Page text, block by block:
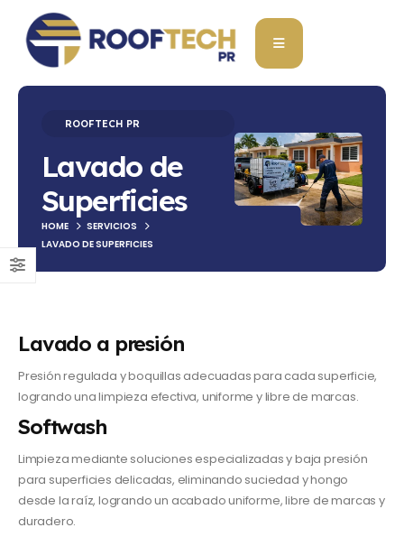
ROOFTECH PR
Lavado de
Superficies
HOME
SERVICIOS
LAVADO DE SUPERFICIES
Lavado a presión
Presión regulada y boquillas adecuadas para cada superficie,
logrando una limpieza efectiva, uniforme y libre de marcas.
Softwash
Limpieza mediante soluciones especializadas y baja presión
para superficies delicadas, eliminando suciedad y hongo
desde la raíz, logrando un acabado uniforme, libre de marcas y
duradero.